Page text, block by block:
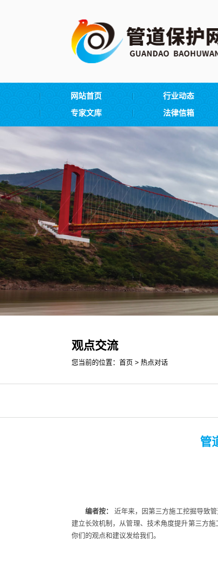
网站首页 行业动态
专家文库 法律信箱
观点交流
您当前的位置： 首页 > 热点对话
管
编者按： 近年来，因第三方施工挖掘导致
建立长效机制，从管理、技术角度提升第三方
你们的观点和建议发给我们。